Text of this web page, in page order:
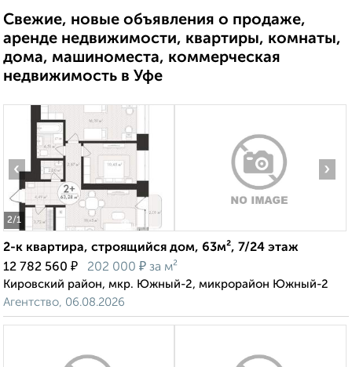
Свежие, новые объявления о продаже,
аренде недвижимости, квартиры, комнаты,
дома, машиноместа, коммерческая
недвижимость в Уфе
2/1
‹ ›
2-к квартира, строящийся дом, 63м², 7/24 этаж
12 782 560 ₽ 202 000 ₽ за м²
Кировский район, мкр. Южный-2, микрорайон Южный-2
Агентство, 06.08.2026